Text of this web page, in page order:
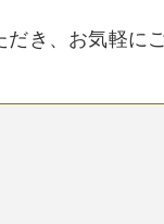
き、お気軽に